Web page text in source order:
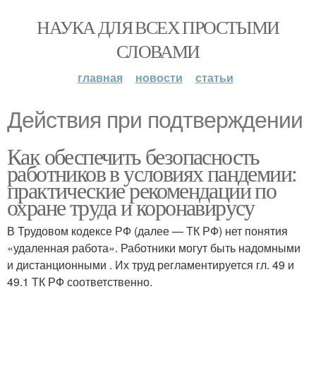
НАУКА ДЛЯ ВСЕХ ПРОСТЫМИ
СЛОВАМИ
главная новости статьи
Действия при подтверждении
Как обеспечить безопасность
работников в условиях пандемии:
практические рекомендации по
охране труда и коронавирусу
В Трудовом кодексе РФ (далее — ТК РФ) нет понятия
«удаленная работа». Работники могут быть надомными
и дистанционными . Их труд регламентируется гл. 49 и
49.1 ТК РФ соответственно.